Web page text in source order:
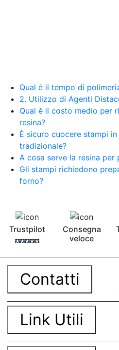
Qual è il tempo di
2. Utilizzo di Agenti
Qual è il costo medio per
resina?
È sicuro cuocere stampi
tradizionale?
A cosa serve la resina per
Gli stampi richiedono
forno?
Trustpilot
Consegna
veloce
Contatti
Link Utili